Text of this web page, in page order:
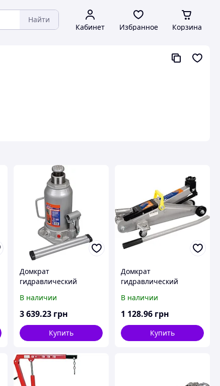
Найти
Кабинет Избранное Корзина
Домкрат
гидравлический
480мм
В наличии
3 639.23 грн
Купить
Домкрат
гидравлический
h350мм
В наличии
1 128.96 грн
Купить